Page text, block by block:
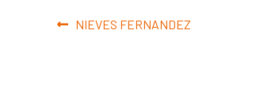
Navegació
Entrada
NIEVES FERNANDEZ